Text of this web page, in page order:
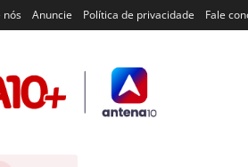
nós Anuncie Política de privacidade Fale